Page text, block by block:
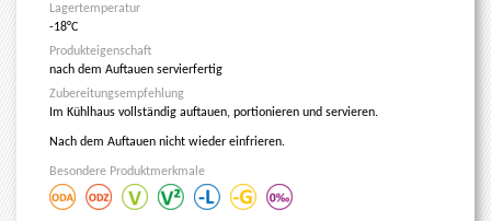
Lagertemperatur
-18°C
Produkteigenschaft
nach dem Auftauen servierfertig
Zubereitungsempfehlung
Im Kühlhaus vollständig auftauen, portionieren und servieren.
Nach dem Auftauen nicht wieder einfrieren.
Besondere Produktmerkmale